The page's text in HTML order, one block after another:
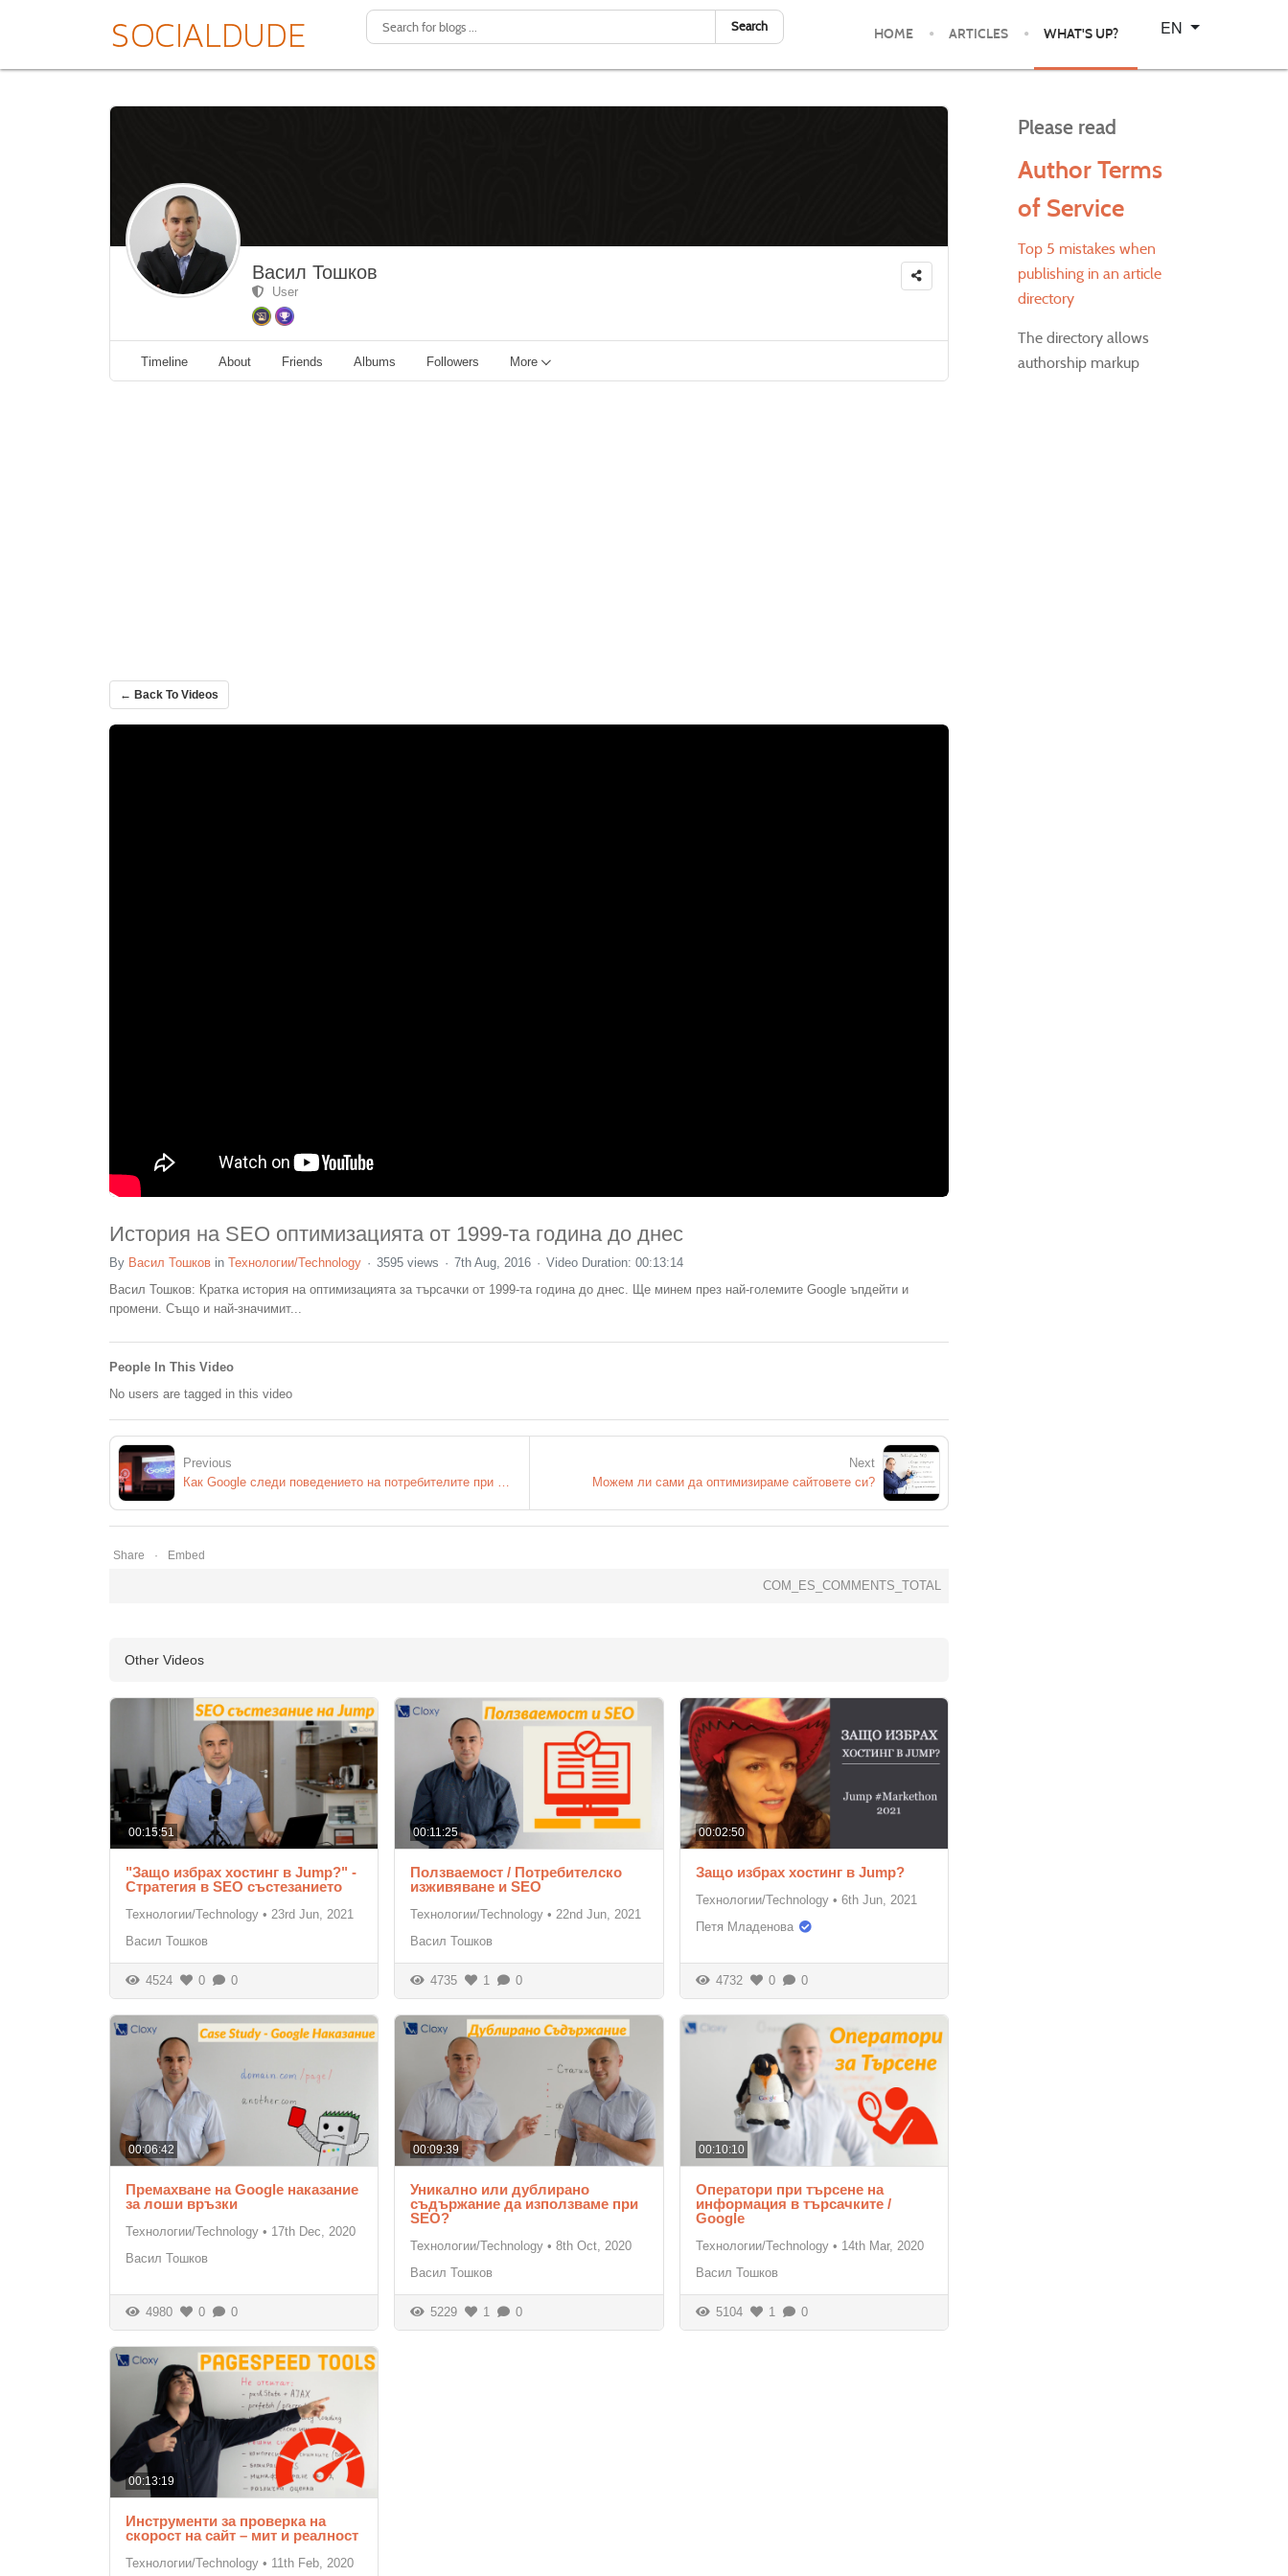
Search HOME ARTICLES WHAT'S UP?
Select your language
EN
Васил Тошков
User
Timeline About Friends Albums Followers More
← Back To Videos
История на SEO оптимизацията от 1999-та година до днес
By Васил Тошков in Технологии/Technology 3595 views 7th Aug, 2016
Video Duration: 00:13:14
Васил Тошков: Кратка история на оптимизацията за търсачки от 1999-та година до днес. Ще минем през най-големите Google ъпдейти и
промени. Също и най-значимит...
People In This Video
No users are tagged in this video
Previous
Next
Можем ли сами да оптимизираме сайтовете си?
Share Embed
COM_ES_COMMENTS_TOTAL
Other Videos
00:15:51
"Защо избрах хостинг в Jump?" -
Стратегия в SEO състезанието
Технологии/Technology • 23rd Jun, 2021
Васил Тошков
4524 0 0
00:11:25
Ползваемост / Потребителско
изживяване и SEO
Технологии/Technology • 22nd Jun, 2021
Васил Тошков
4735 1 0
00:02:50
Защо избрах хостинг в Jump?
Технологии/Technology • 6th Jun, 2021
Петя Младенова
4732 0 0
00:06:42
Премахване на Google наказание
за лоши връзки
Технологии/Technology • 17th Dec, 2020
Васил Тошков
4980 0 0
00:09:39
Уникално или дублирано
съдържание да използваме при
SEO?
Технологии/Technology • 8th Oct, 2020
Васил Тошков
5229 1 0
00:10:10
Оператори при търсене на
информация в търсачките /
Google
Технологии/Technology • 14th Mar, 2020
Васил Тошков
5104 1 0
00:13:19
Инструменти за проверка на
скорост на сайт – мит и реалност
Технологии/Technology • 11th Feb, 2020
Please read
Author Terms
of Service
Top 5 mistakes when
publishing in an article
directory
The directory allows
authorship markup